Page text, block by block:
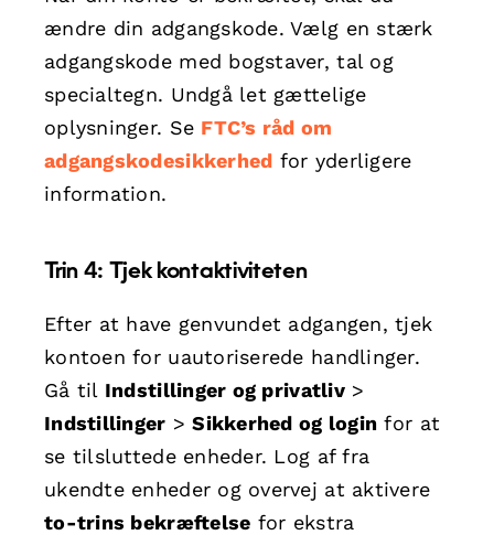
ændre din adgangskode. Vælg en stærk
adgangskode med bogstaver, tal og
specialtegn. Undgå let gættelige
oplysninger. Se FTC’s råd om
adgangskodesikkerhed for yderligere
information.
Trin 4: Tjek kontaktiviteten
Efter at have genvundet adgangen, tjek
kontoen for uautoriserede handlinger.
Gå til Indstillinger og privatliv>
Indstillinger >Sikkerhed og login for at
se tilsluttede enheder. Log af fra
ukendte enheder og overvej at aktivere
to-trins bekræftelse for ekstra